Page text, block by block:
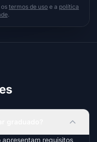
termos de uso e a política
.
apresentam requisitos